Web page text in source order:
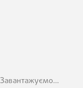
Завантажуємо...